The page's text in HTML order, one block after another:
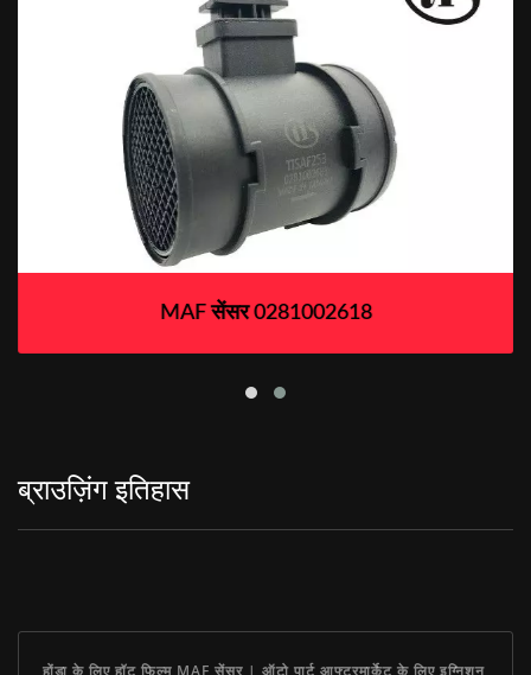
MAF सेंसर 0281002618
ब्राउज़िंग इतिहास
होंडा के लिए हॉट फिल्म MAF सेंसर | ऑटो पार्ट आफ्टरमार्केट के लिए इग्निशन